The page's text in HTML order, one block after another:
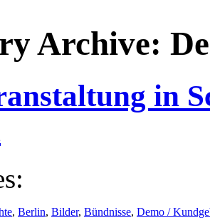
Archive:
in
, Berlin, Bilder, Bündnisse, Demo /